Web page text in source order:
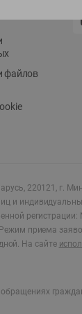
файлов
220121, г.
и
приема
. На сайте